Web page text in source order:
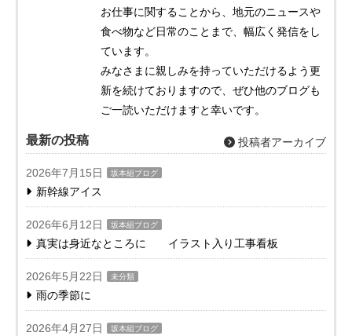
お仕事に関することから、地元のニュースや
食べ物など日常のことまで、幅広く発信をし
ています。
みなさまに親しみを持っていただけるよう更
新を続けておりますので、ぜひ他のブログも
ご一読いただけますと幸いです。
最新の投稿 投稿者アーカイブ
2026年7月15日 坂本組ブログ
新幹線アイス
2026年6月12日 坂本組ブログ
真実は身近なところに イラスト入り工事看板
2026年5月22日 未分類
雨の季節に
2026年4月27日 坂本組ブログ